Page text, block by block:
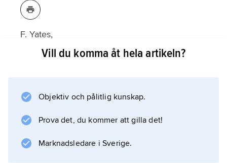
F. Yates,
Giordano Bruno and the Hermetic Tradition
Vill du komma åt hela artikeln?
Objektiv och pålitlig kunskap.
Prova det, du kommer att gilla det!
Marknadsledare i Sverige.